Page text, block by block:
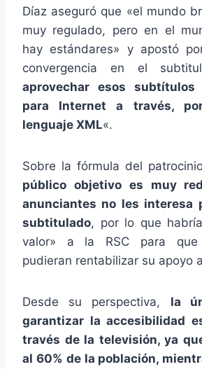
Díaz aseguró que «el mundo
muy regulado, pero en el
hay estándares» y apostó
convergencia en el
aprovechar esos subtítulos
para Internet a través,
lenguaje XML«.
Sobre la fórmula del
público objetivo es muy
anunciantes no les interesa
subtitulado, por lo que
valor» a la RSC para que
pudieran rentabilizar su apoyo
Desde su perspectiva, la
garantizar la accesibilidad
través de la televisión, ya
al 60% de la población,